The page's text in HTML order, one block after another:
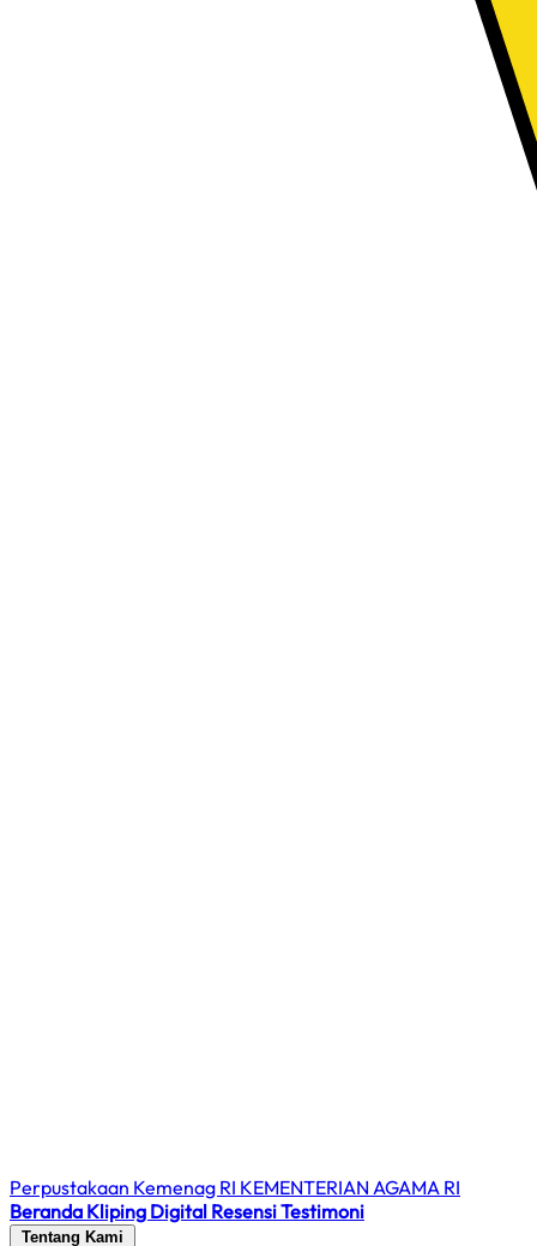
Perpustakaan Kemenag RI KEMENTERIAN AGAMA RI
Beranda Kliping Digital ResensiTestimoni
Tentang Kami